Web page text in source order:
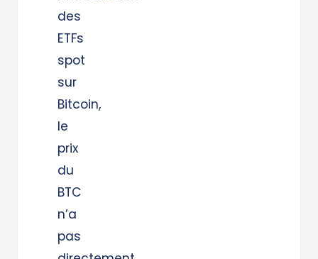
des
ETFs
spot
sur
Bitcoin,
le
prix
du
BTC
n’a
pas